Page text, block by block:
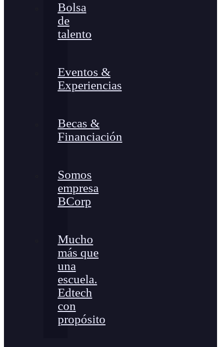
Bolsa
de
talento
Eventos &
Experiencias
Becas &
Financiación
Somos
empresa
BCorp
Mucho
más que
una
escuela.
Edtech
con
propósito